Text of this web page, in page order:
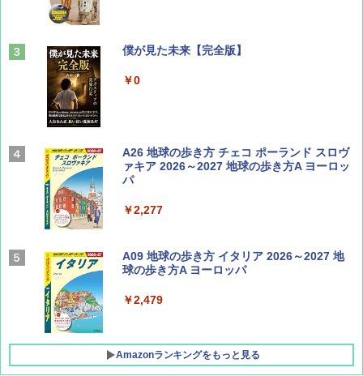
山と溪谷 2026年8月号「南アルプス大全」
￥1,540
Coyote No.89 特集 星野道夫 夢見る旅
￥1,540
AIRLINE（エアライン）2026年9月号【特
集】ボーイング110周年を祝して！
￥1,760
僕が見た未来【完全版】
￥0
A26 地球の歩き方 チェコ ポーランド スロヴ
ァキア 2026～2027 地球の歩き方A ヨーロッ
パ
￥2,277
A09 地球の歩き方 イタリア 2026～2027 地
球の歩き方A ヨーロッパ
￥2,479
Amazonランキングをもっと見る